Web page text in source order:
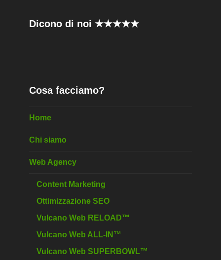
Dicono di noi ★★★★★
Cosa facciamo?
Home
Chi siamo
Web Agency
Content Marketing
Ottimizzazione SEO
Vulcano Web RELOAD™
Vulcano Web ALL-IN™
Vulcano Web SUPERBOWL™